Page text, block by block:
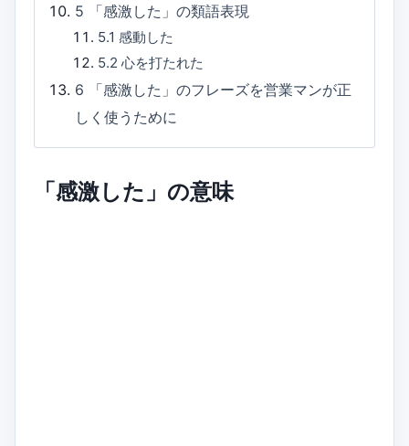
5
「感激した」の類語表現
5.1 感動した
5.2 心を打たれた
6
「感激した」のフレーズを営業マンが正
しく使うために
「感激した」の意味